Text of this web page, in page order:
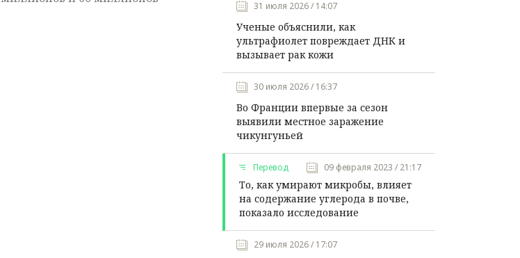
31 июля 2026 / 14:07
Ученые объяснили, как
ультрафиолет повреждает ДНК и
вызывает рак кожи
30 июля 2026 / 16:37
Во Франции впервые за сезон
выявили местное заражение
чикунгуньей
Перевод 09 февраля 2023 / 21:17
То, как умирают микробы, влияет
на содержание углерода в почве,
показало исследование
29 июля 2026 / 17:07